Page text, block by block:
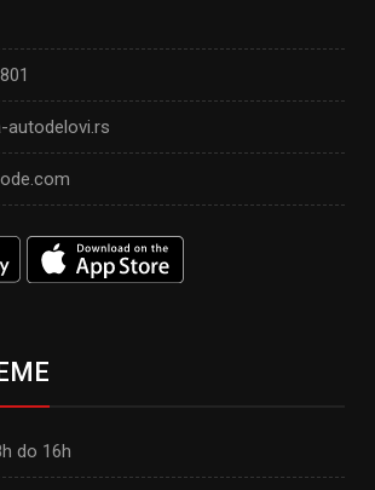
autodelovi.rs
do 16h